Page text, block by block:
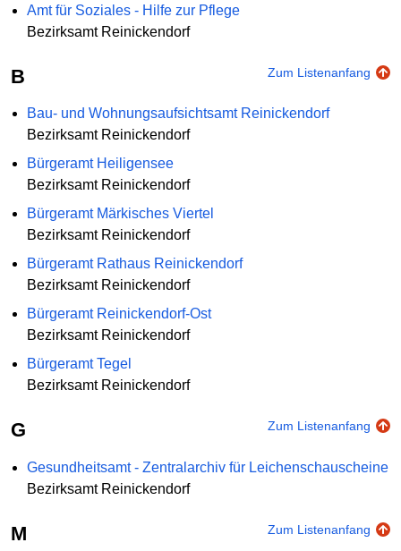
Amt für Soziales - Hilfe zur Pflege
Bezirksamt Reinickendorf
B Zum Listenanfang
Bau- und Wohnungsaufsichtsamt Reinickendorf
Bezirksamt Reinickendorf
Bürgeramt Heiligensee
Bezirksamt Reinickendorf
Bürgeramt Märkisches Viertel
Bezirksamt Reinickendorf
Bürgeramt Rathaus Reinickendorf
Bezirksamt Reinickendorf
Bürgeramt Reinickendorf-Ost
Bezirksamt Reinickendorf
Bürgeramt Tegel
Bezirksamt Reinickendorf
G Zum Listenanfang
Gesundheitsamt - Zentralarchiv für Leichenschauscheine
Bezirksamt Reinickendorf
M Zum Listenanfang